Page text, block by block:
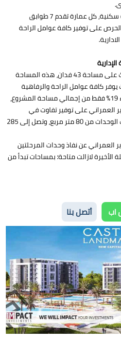
بلغ عدد عمائر المشروع 44 عمارة سكنية، كل عمارة تقدم 7 طوابق
على توفير كافة عوامل الراحة
تم تشييد كمبوند كاسيل لاند مارك على مساحة 43 فدان، هذه المساحة
كافة عوامل الراحة والرفاهية
لسكان الكمبوند، وذلك بنسبة بناء 19% فقط من إجمالي مساحة المشروع،
على توفير تفاوت في
مساحات الوحدات؛ إذ تبدأ مساحات الوحدات من 80 متر مربع، وتصل إلى 285
عن نفاذ وحدات المرحلتين
الأخيرة لازالت متاحة؛ بمساحات تبدأ من
اب أتصل بنا